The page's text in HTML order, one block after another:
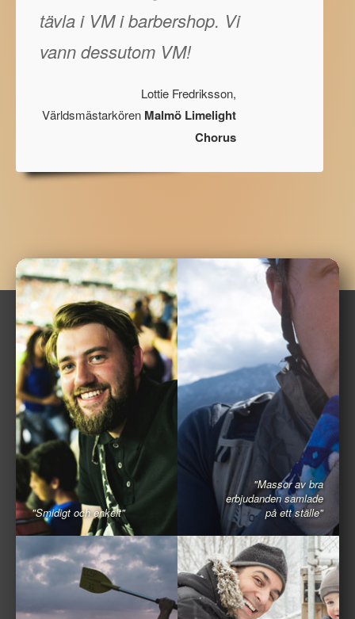
tävla i VM i barbershop. Vi
vann dessutom VM!
Lottie Fredriksson,
Världsmästarkören Malmö Limelight
Chorus
"Smidigt och enkelt"
"Massor av bra
erbjudanden samlade
på ett ställe"